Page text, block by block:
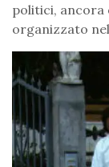
politici, ancora
organizzato